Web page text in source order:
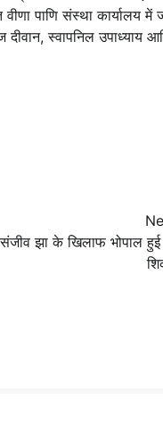
पाणि संस्था कार्यालय में
स्वापनिल उपाध्याय
झा के खिलाफ भोपाल हुई